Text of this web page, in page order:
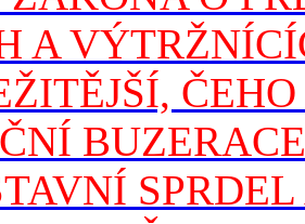
A